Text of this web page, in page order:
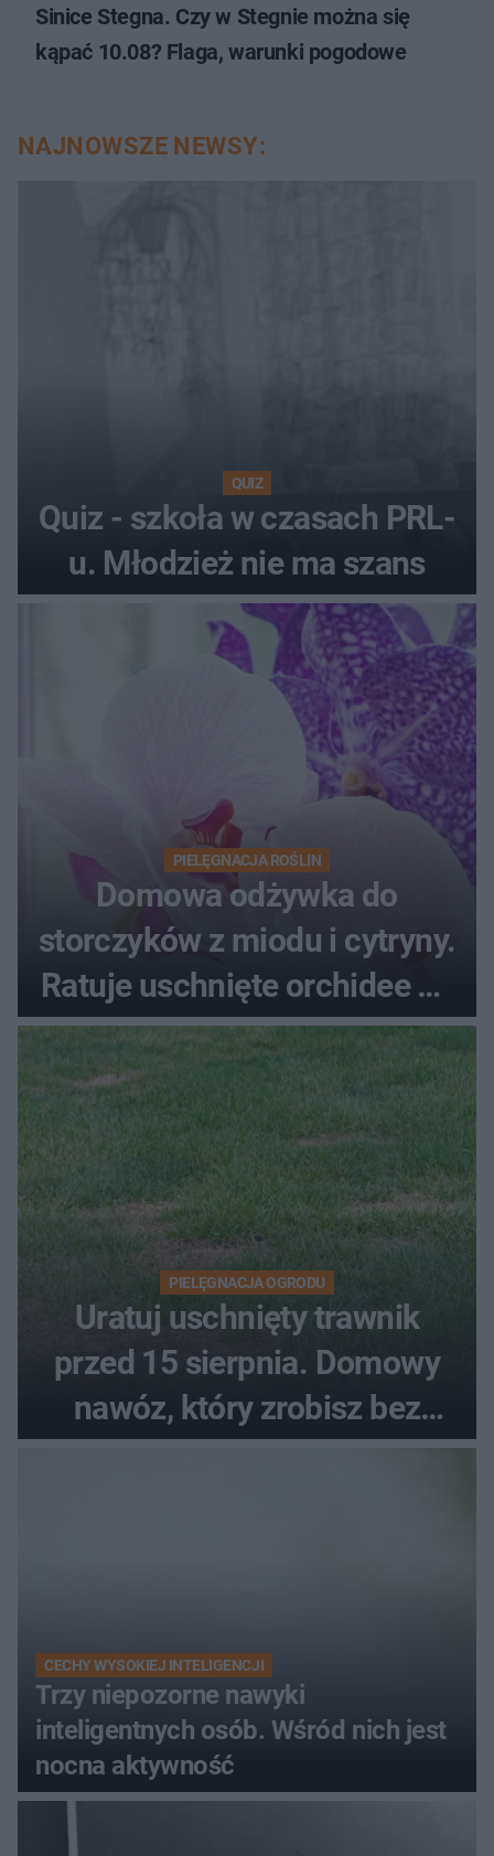
Sinice Stegna. Czy w Stegnie można się
kąpać 10.08? Flaga, warunki pogodowe
NAJNOWSZE NEWSY:
QUIZ
Quiz - szkoła w czasach PRL-
u. Młodzież nie ma szans
PIELĘGNACJA ROŚLIN
Domowa odżywka do
storczyków z miodu i cytryny.
Ratuje uschnięte orchidee po
upałach
PIELĘGNACJA OGRODU
Uratuj uschnięty trawnik
przed 15 sierpnia. Domowy
nawóz, który zrobisz bez
wydawania pieniędzy
CECHY WYSOKIEJ INTELIGENCJI
Trzy niepozorne nawyki
inteligentnych osób. Wśród nich jest
nocna aktywność